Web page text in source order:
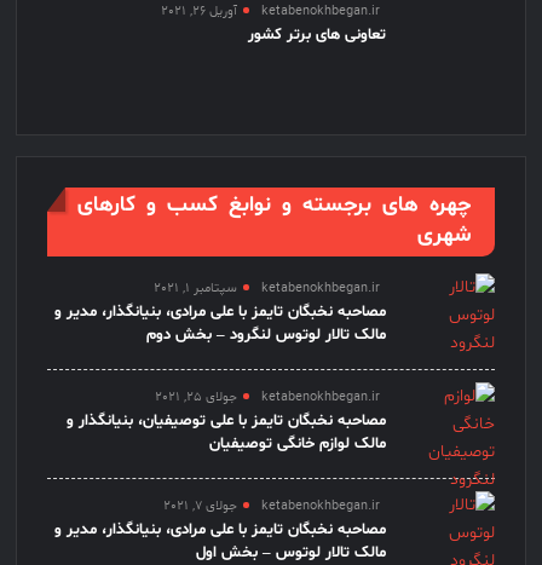
ketabenokhbegan.ir آوریل 26, 2021
تعاونی های برتر کشور
چهره های برجسته و نوابغ کسب و کارهای
شهری
ketabenokhbegan.ir سپتامبر 1, 2021
مصاحبه نخبگان تایمز با علی مرادی، بنیانگذار، مدیر و
مالک تالار لوتوس لنگرود – بخش دوم
ketabenokhbegan.ir جولای 25, 2021
مصاحبه نخبگان تایمز با علی توصیفیان، بنیانگذار و
مالک لوازم خانگی توصیفیان
ketabenokhbegan.ir جولای 7, 2021
مصاحبه نخبگان تایمز با علی مرادی، بنیانگذار، مدیر و
مالک تالار لوتوس – بخش اول